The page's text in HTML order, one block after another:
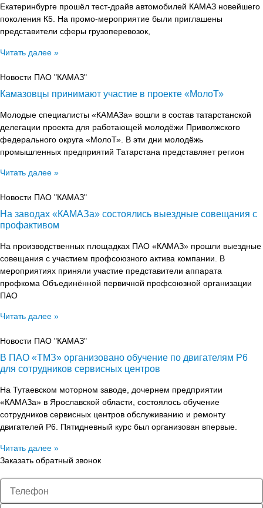
Екатеринбурге прошёл тест-драйв автомобилей КАМАЗ новейшего
поколения К5. На промо-мероприятие были приглашены
представители сферы грузоперевозок,
Читать далее »
Новости ПАО "КАМАЗ"
Камазовцы принимают участие в проекте «МолоТ»
Молодые специалисты «КАМАЗа» вошли в состав татарстанской
делегации проекта для работающей молодёжи Приволжского
федерального округа «МолоТ». В эти дни молодёжь
промышленных предприятий Татарстана представляет регион
Читать далее »
Новости ПАО "КАМАЗ"
На заводах «КАМАЗа» состоялись выездные совещания с
профактивом
На производственных площадках ПАО «КАМАЗ» прошли выездные
совещания с участием профсоюзного актива компании. В
мероприятиях приняли участие представители аппарата
профкома Объединённой первичной профсоюзной организации
ПАО
Читать далее »
Новости ПАО "КАМАЗ"
В ПАО «ТМЗ» организовано обучение по двигателям Р6
для сотрудников сервисных центров
На Тутаевском моторном заводе, дочернем предприятии
«КАМАЗа» в Ярославской области, состоялось обучение
сотрудников сервисных центров обслуживанию и ремонту
двигателей Р6. Пятидневный курс был организован впервые.
Читать далее »
Заказать обратный звонок